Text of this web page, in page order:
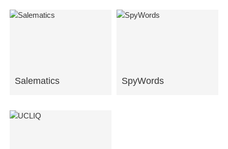
Salematics SpyWords